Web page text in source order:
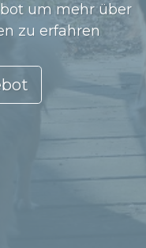
um mehr über
zu erfahren